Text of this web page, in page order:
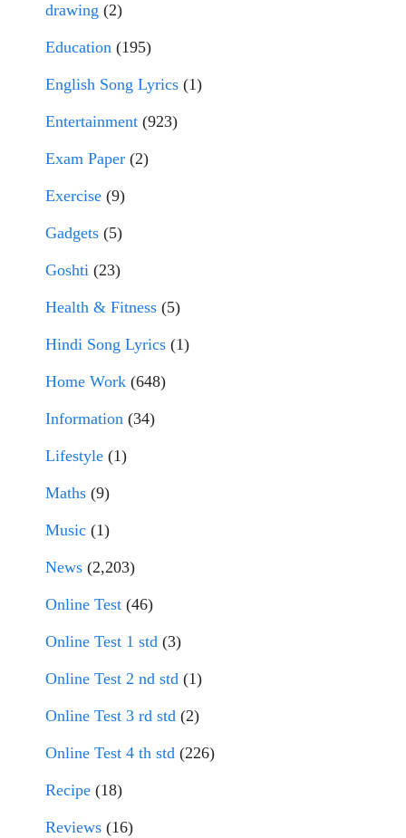
drawing (2)
Education (195)
English Song Lyrics (1)
Entertainment (923)
Exam Paper (2)
Exercise (9)
Gadgets (5)
Goshti (23)
Health & Fitness (5)
Hindi Song Lyrics (1)
Home Work (648)
Information (34)
Lifestyle (1)
Maths (9)
Music (1)
News (2,203)
Online Test (46)
Online Test 1 std (3)
Online Test 2 nd std (1)
Online Test 3 rd std (2)
Online Test 4 th std (226)
Recipe (18)
Reviews (16)